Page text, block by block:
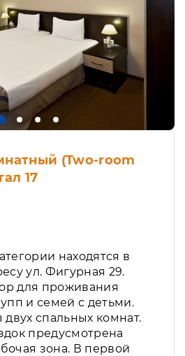
(Two-room
17
находятся в
ул. Фигурная 29.
для проживания
и семей с детьми.
спальных комнат.
предусмотрена
зона. В первой